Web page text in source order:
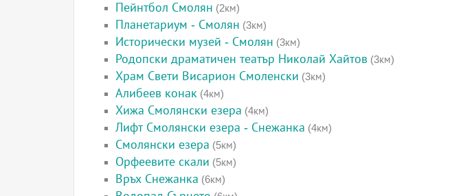
Пейнтбол Смолян (2км)
Планетариум - Смолян (3км)
Исторически музей - Смолян (3км)
Родопски драматичен театър Николай Хайтов (3км)
Храм Свети Висарион Смоленски (3км)
Алибеев конак (4км)
Хижа Смолянски езера (4км)
Лифт Смолянски езера - Снежанка (4км)
Смолянски езера (5км)
Орфеевите скали (5км)
Връх Снежанка (6км)